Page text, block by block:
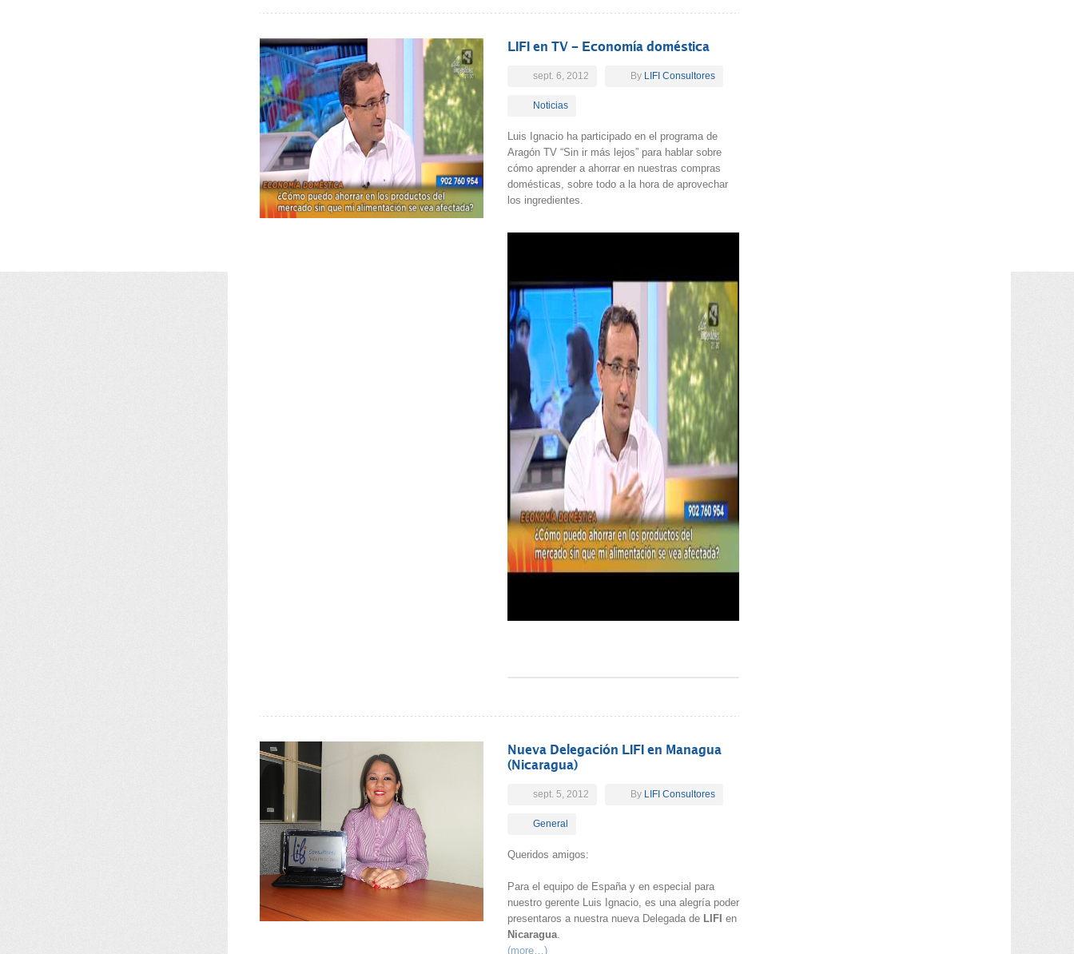
LIFI en TV – Economía doméstica
sept. 6, 2012 By LIFI Consultores
Noticias
Luis Ignacio ha participado en el programa de
Aragón TV “Sin ir más lejos” para hablar sobre
cómo aprender a ahorrar en nuestras compras
domésticas, sobre todo a la hora de aprovechar
los ingredientes.
Nueva Delegación LIFI en Managua
(Nicaragua)
sept. 5, 2012 By LIFI Consultores
General
Queridos amigos:
Para el equipo de España y en especial para
nuestro gerente Luis Ignacio, es una alegría poder
presentaros a nuestra nueva Delegada de LIFI en
Nicaragua.
(more…)